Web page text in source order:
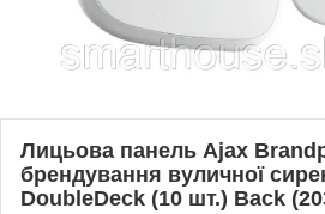
Лицьова панель Ajax
брендування вуличної
DoubleDeck (10 шт.) Back